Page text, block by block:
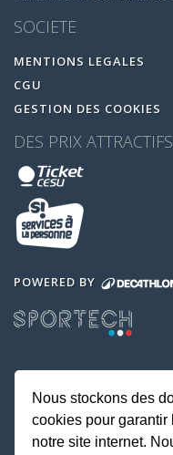
SOCIETE
MENTIONS LEGALES
CGU
GESTION DES COOKIES
DES PRIX ATTRACTIFS
POWERED BY
NOS
Nous stockons des
cookies pour garantir
notre site internet.